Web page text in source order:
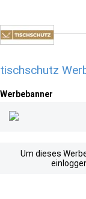
tischschutz
Werbebanner
Um dieses